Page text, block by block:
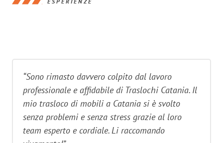
“Sono rimasto davvero colpito dal lavoro
professionale e affidabile di Traslochi Catania. Il
mio trasloco di mobili a Catania si è svolto
senza problemi e senza stress grazie al loro
team esperto e cordiale. Li raccomando